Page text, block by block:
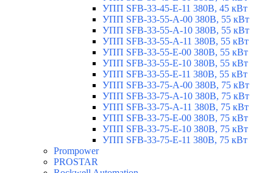
УПП SFB-33-45-E-11 380В, 45 кВт
УПП SFB-33-55-A-00 380В, 55 кВт
УПП SFB-33-55-A-10 380В, 55 кВт
УПП SFB-33-55-A-11 380В, 55 кВт
УПП SFB-33-55-E-00 380В, 55 кВт
УПП SFB-33-55-E-10 380В, 55 кВт
УПП SFB-33-55-E-11 380В, 55 кВт
УПП SFB-33-75-A-00 380В, 75 кВт
УПП SFB-33-75-A-10 380В, 75 кВт
УПП SFB-33-75-A-11 380В, 75 кВт
УПП SFB-33-75-E-00 380В, 75 кВт
УПП SFB-33-75-E-10 380В, 75 кВт
УПП SFB-33-75-E-11 380В, 75 кВт
Prompower
PROSTAR